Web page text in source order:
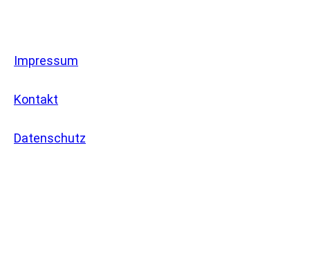
Impressum
Kontakt
Datenschutz